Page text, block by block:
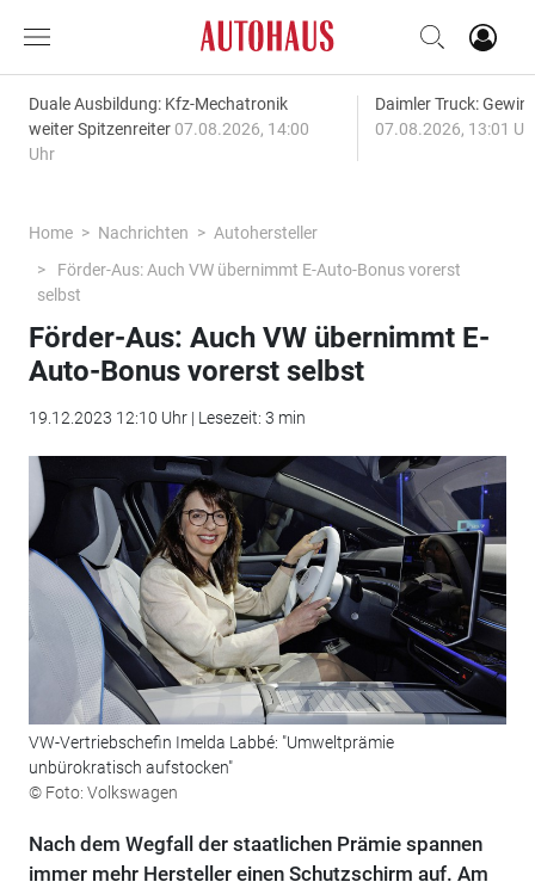
Duale Ausbildung: Kfz-Mechatronik
weiter Spitzenreiter 07.08.2026, 14:00
Uhr
Daimler Truck:
07.08.2026, 13:01
Home Nachrichten
Autohersteller
Förder-Aus: Auch VW übernimmt E-Auto-Bonus vorerst
selbst
Förder-Aus: Auch VW übernimmt E-
Auto-Bonus vorerst selbst
19.12.2023 12:10 Uhr | Lesezeit: 3 min
VW-Vertriebschefin Imelda Labbé: "Umweltprämie
unbürokratisch aufstocken"
© Foto: Volkswagen
Nach dem Wegfall der staatlichen Prämie spannen
immer mehr Hersteller einen Schutzschirm auf. Am